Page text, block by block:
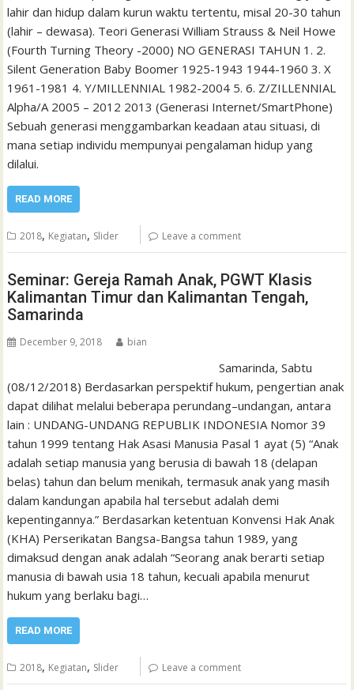
lahir dan hidup dalam kurun waktu tertentu, misal 20-30 tahun
(lahir – dewasa). Teori Generasi William Strauss & Neil Howe
(Fourth Turning Theory -2000) NO GENERASI TAHUN 1. 2.
Silent Generation Baby Boomer 1925-1943 1944-1960 3. X
1961-1981 4. Y/MILLENNIAL 1982-2004 5. 6. Z/ZILLENNIAL
Alpha/A 2005 – 2012 2013 (Generasi Internet/SmartPhone)
Sebuah generasi menggambarkan keadaan atau situasi, di
mana setiap individu mempunyai pengalaman hidup yang
dilalui.
READ MORE
2018, Kegiatan, Slider Leave a comment
Seminar: Gereja Ramah Anak, PGWT Klasis
Kalimantan Timur dan Kalimantan Tengah,
Samarinda
December 9, 2018 bian
Samarinda, Sabtu
(08/12/2018) Berdasarkan perspektif hukum, pengertian anak
dapat dilihat melalui beberapa perundang–undangan, antara
lain : UNDANG-UNDANG REPUBLIK INDONESIA Nomor 39
tahun 1999 tentang Hak Asasi Manusia Pasal 1 ayat (5) “Anak
adalah setiap manusia yang berusia di bawah 18 (delapan
belas) tahun dan belum menikah, termasuk anak yang masih
dalam kandungan apabila hal tersebut adalah demi
kepentingannya.” Berdasarkan ketentuan Konvensi Hak Anak
(KHA) Perserikatan Bangsa-Bangsa tahun 1989, yang
dimaksud dengan anak adalah “Seorang anak berarti setiap
manusia di bawah usia 18 tahun, kecuali apabila menurut
hukum yang berlaku bagi…
READ MORE
2018, Kegiatan, Slider Leave a comment